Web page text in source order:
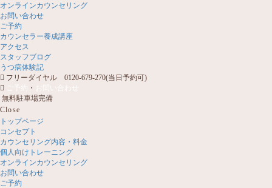
オンラインカウンセリング
お問い合わせ
ご予約
カウンセラー養成講座
アクセス
スタッフブログ
うつ病体験記
フリーダイヤル 0120-679-270(当日予約可)
・
お問い合わせ
無料駐車場完備
Close
トップページ
コンセプト
カウンセリング内容・料金
個人向けトレーニング
オンラインカウンセリング
お問い合わせ
ご予約